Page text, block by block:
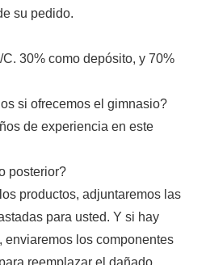
su pedido.
30% como depósito, y 70%
si ofrecemos el gimnasio?
de experiencia en este
posterior?
productos, adjuntaremos las
para usted. Y si hay
enviaremos los componentes